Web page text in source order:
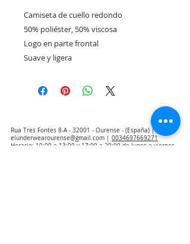
Camiseta de cuello redondo
50% poliéster, 50% viscosa
Logo en parte frontal
Suave y ligera
Rua Tres Fontes 8-A - 32001 - Ourense - (España) |
elunderwearourense@gmail.com
0034697669271
Horario: 10:00 a 13:00 y 17:00 a 20:00 de lunes a viernes